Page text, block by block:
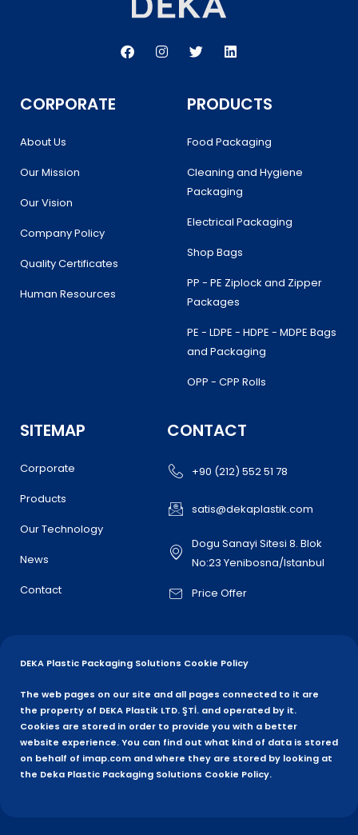
a
n
w
t
e
i
e
d
n
CORPORATE
About Us
Our Mission
Our Vision
Company Policy
Quality Certificates
Human Resources
PRODUCTS
Food Packaging
Cleaning and Hygiene
Packaging
Electrical Packaging
Shop Bags
PP - PE Ziplock and Zipper
Packages
PE - LDPE - HDPE - MDPE Bags
and Packaging
OPP - CPP Rolls
SITEMAP
Corporate
Products
Our Technology
News
Contact
CONTACT
+90 (212) 552 51 78
satis@dekaplastik.com
Dogu Sanayi Sitesi 8. Blok
No:23 Yenibosna/Istanbul
Price Offer
DEKA Plastic Packaging Solutions Cookie Policy
The web pages on our site and all pages connected to it are
the property of DEKA Plastik LTD. ŞTİ. and operated by it.
Cookies are stored in order to provide you with a better
website experience. You can find out what kind of data is stored
on behalf of imap.com and where they are stored by looking at
the Deka Plastic Packaging Solutions Cookie Policy.